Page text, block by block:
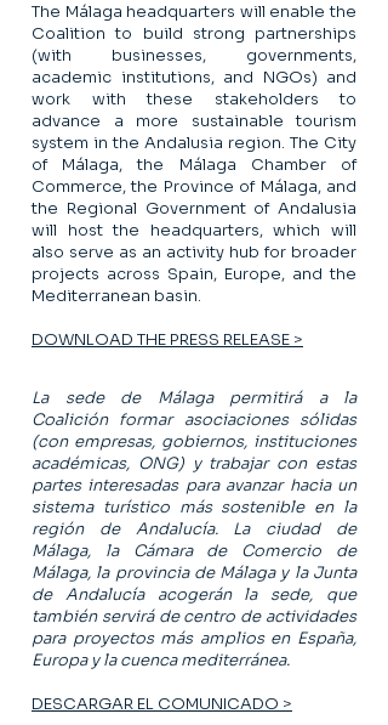
The Málaga headquarters will enable the
Coalition to build strong partnerships
(with businesses, governments,
academic institutions, and NGOs) and
work with these stakeholders to
advance a more sustainable tourism
system in the Andalusia region. The City
of Málaga, the Málaga Chamber of
Commerce, the Province of Málaga, and
the Regional Government of Andalusia
will host the headquarters, which will
also serve as an activity hub for broader
projects across Spain, Europe, and the
Mediterranean basin.
DOWNLOAD THE PRESS RELEASE >
La sede de Málaga permitirá a la
Coalición formar asociaciones sólidas
(con empresas, gobiernos, instituciones
académicas, ONG) y trabajar con estas
partes interesadas para avanzar hacia un
sistema turístico más sostenible en la
región de Andalucía. La ciudad de
Málaga, la Cámara de Comercio de
Málaga, la provincia de Málaga y la Junta
de Andalucía acogerán la sede, que
también servirá de centro de actividades
para proyectos más amplios en España,
Europa y la cuenca mediterránea.
DESCARGAR EL COMUNICADO >